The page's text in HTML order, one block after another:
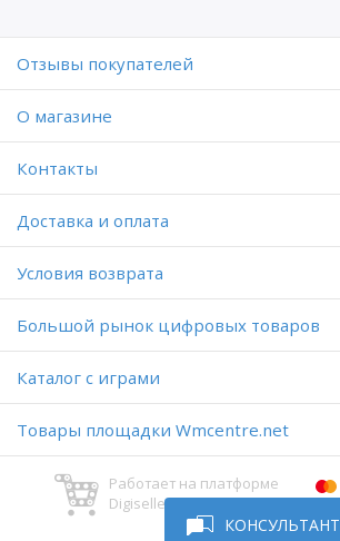
КОНСУЛЬТАНТ
Отзывы покупателей
O магазине
Контакты
Доставка и оплата
Условия возврата
Большой рынок цифровых товаров
Каталог с играми
Товары площадки Wmcentre.net
Работает на платформе
Digiseller